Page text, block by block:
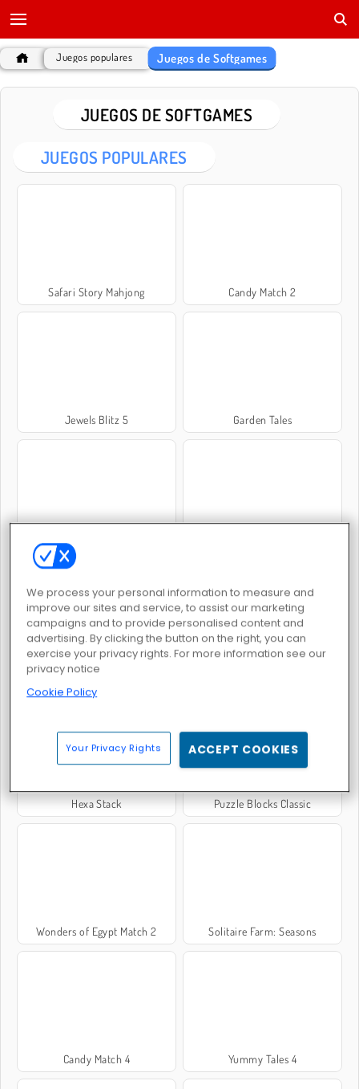
Juegos populares Juegos de Softgames
JUEGOS DE SOFTGAMES
JUEGOS POPULARES
Safari Story Mahjong Candy Match 2
Jewels Blitz 5 Garden Tales
Garden Tales 3
Garden Tales 2
Hexa Stack Puzzle Blocks Classic
Wonders of Egypt Match 2 Solitaire Farm: Seasons
Candy Match 4 Yummy Tales 4
We process your personal information to measure and
improve our sites and service, to assist our marketing
campaigns and to provide personalised content and
advertising. By clicking the button on the right, you can
exercise your privacy rights. For more information see our
privacy notice
Cookie Policy
Your Privacy Rights ACCEPT COOKIES